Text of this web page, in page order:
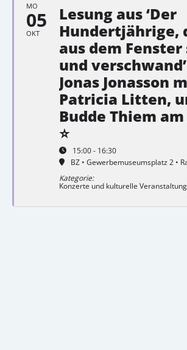
MO
05
OKT
Lesung aus ‘Der
Hundertjährige,
aus dem
und
Jonas Jonasson
Patricia Litten,
Budde Thiem
⭐
15:00 - 16:30
BZ • Gewerbemuseumsplatz 2 •
Kategorie:
Konzerte und kulturelle